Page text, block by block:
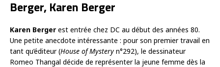
Berger, Karen Berger
Karen Berger est entrée chez DC au début des années 80.
Une petite anecdote intéressante : pour son premier travail en
tant qu’éditeur (House of Mystery n°292), le dessinateur
Romeo Thangal décide de représenter la jeune femme dès la